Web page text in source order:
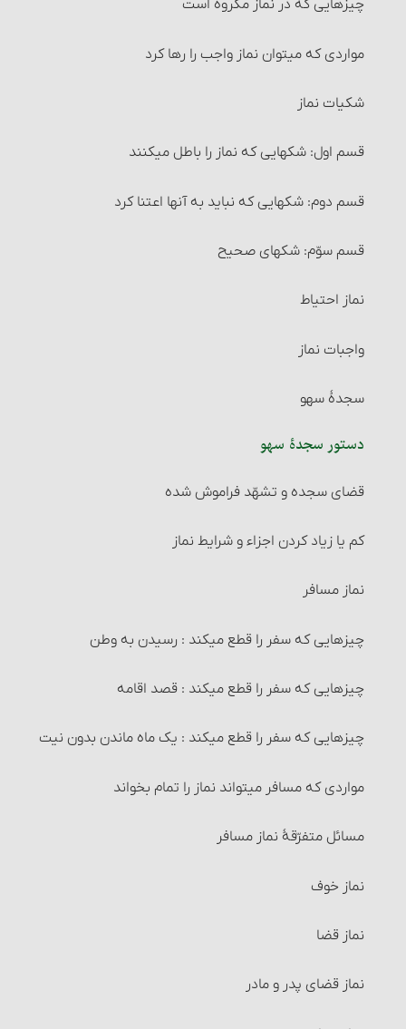
مسائل مربوط به احتکار و احکام آن‏
باشد.
7- وقت کافی برای وضو داشته باشد.
8- قصد قربت‏
9- ترتیب
10- کارهای وضو را پشت سر هم انجام دهد.
11- کارهای وضو را خود انسان انجام دهد.
12- استعمال آب برای انسان ضرری نداشته باشد.
13- در اعضای وضو مانعی برای رسیدن آب به بدن وجود
چیزهایی که در نماز مکروه است
مواردی که می‏توان نماز واجب را رها کرد
شکیات نماز
قسم اول: شکهایی که نماز را باطل می‏کنند
قسم دوم: شکهایی که نباید به آنها اعتنا کرد
قسم سوّم: شکهای صحیح
نماز احتیاط
واجبات نماز
سجدۀ سهو
دستور سجدۀ سهو
قضای سجده و تشهّد فراموش شده
کم یا زیاد کردن اجزاء و شرایط نماز
نماز مسافر
چیزهایی که سفر را قطع می‏کند : رسیدن به وطن
چیزهایی که سفر را قطع می‏کند : قصد اقامه
چیزهایی که سفر را قطع می‏کند : یک ماه ماندن بدون نیت
مواردی که مسافر می‏تواند نماز را تمام بخواند
مسائل متفرّقۀ نماز مسافر
نماز خوف
نماز قضا
نماز قضای پدر و مادر